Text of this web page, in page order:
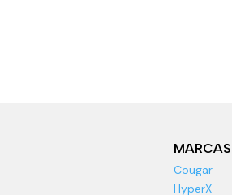
MARCAS
Cougar
HyperX